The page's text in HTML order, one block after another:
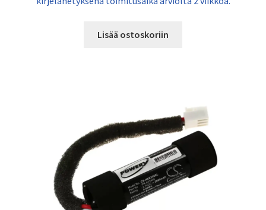
Lisää ostoskoriin